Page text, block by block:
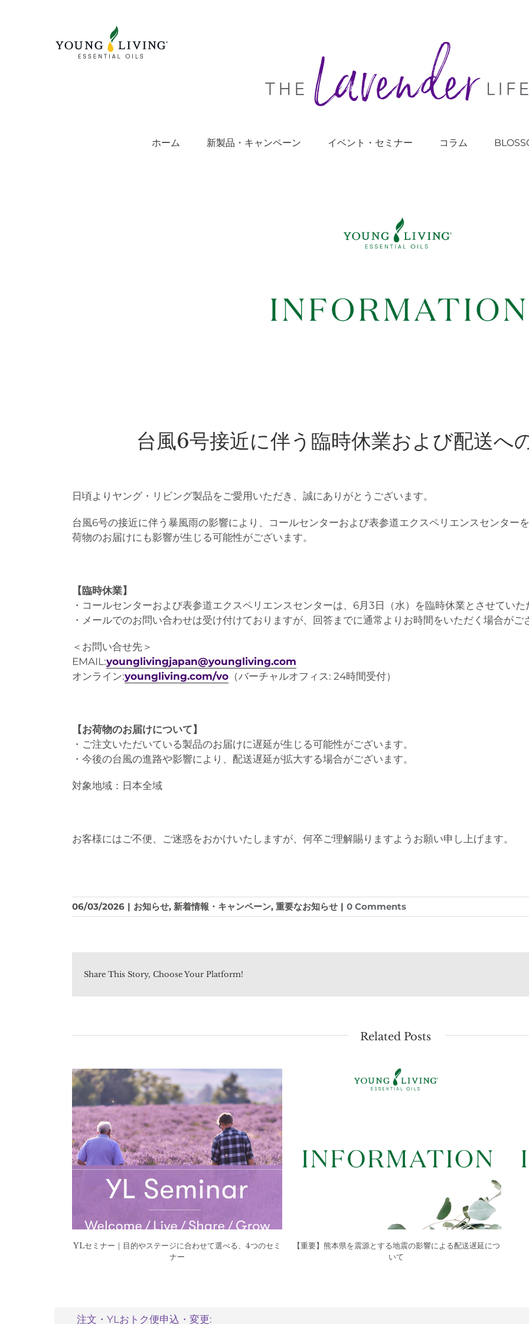
ホーム 新製品・キャンペーン イベント・セミナー コラム
台風6号接近に伴う臨時休業および配送へ
日頃よりヤング・リビング製品をご愛用いただき、誠にありがとうございます。
台風6号の接近に伴う暴風雨の影響により、コールセンターおよび表参道エクスペリエンスセンター
荷物のお届けにも影響が生じる可能性がございます。
【臨時休業】
・ コールセンターおよび表参道エクスペリエンスセンターは、6月3日（水）を臨時休業とさせていた
・メールでのお問い合わせは受け付けておりますが、回答までに通常よりお時間をいただく場合がご
＜お問い合せ先＞
EMAIL:younglivingjapan@youngliving.com
オンライン:youngliving.com/vo（バーチャルオフィス: 24時間受付）
【お荷物のお届けについて 】
・ご注文いただいている製品のお届けに遅延が生じる可能性がございます。
・今後の台風の進路や影響により、配送遅延が拡大する場合がございます。
対象地域：日本全域
お客様にはご不便、ご迷惑をおかけいたしますが、何卒ご理解賜りますようお願い申し上げます。
06/03/2026 | お知らせ, 新着情報・キャンペーン, 重要なお知らせ | 0 Comments
Share This Story, Choose Your Platform!
Related Posts
YLセミナー｜目的やステージに合わせて選べる、4つのセミ
ナー
【重要】熊本県を震源とする地震の影響による配送遅延につ
いて
注文・YLおトク便申込・変更: